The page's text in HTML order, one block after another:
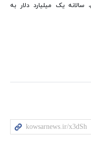
یک میلیارد دلار به